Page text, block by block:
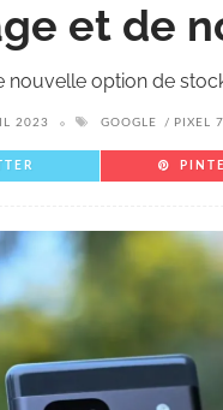
et de
nouvelle option de
2023 GOOGLE PIXEL